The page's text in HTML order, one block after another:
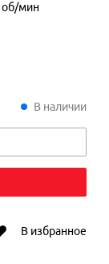
об/мин
В наличии
В избранное